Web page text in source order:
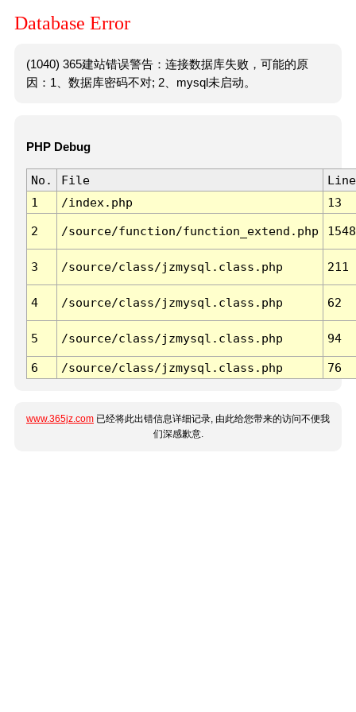
Database Error
(1040) 365建站错误警告：连接数据库失败，可能的原
因：1、数据库密码不对; 2、mysql未启动。
PHP Debug
No. File
Line
1
/index.php 13
2 /source/function/function_extend.php 1548
3 /source/class/jzmysql.class.php 211
4 /source/class/jzmysql.class.php 62
5 /source/class/jzmysql.class.php 94
6 /source/class/jzmysql.class.php 76
www.365jz.com 已经将此出错信息详细记录, 由此给您带来的访问不便我
们深感歉意.